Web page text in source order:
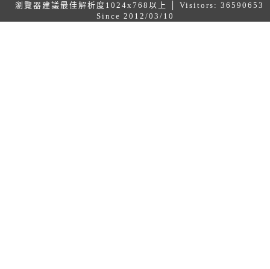
瀏覽器建議最佳解析度1024x768以上 │ Visitors: 36590653
Since 2012/03/10